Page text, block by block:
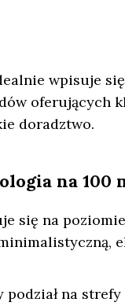
wpisuje
oferujących
doradztwo.
na 100
się na
podział na